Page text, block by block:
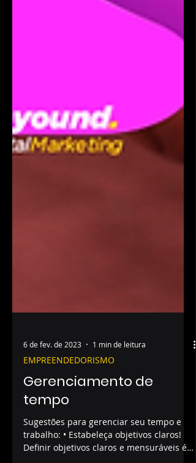
6 de fev. de 2023 1 min de leitura
EMPREENDEDORISMO
Gerenciamento de
tempo
Sugestões para gerenciar seu tempo e